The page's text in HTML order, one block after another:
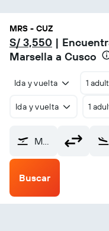
MRS - CUZ
S/ 3,550 |
Marsella a Cusco
Ida y vuelta 1
Ida y vuelta 1
Marsella-Provenza (MRS)
Buscar